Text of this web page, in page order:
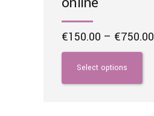
€150.00 – €750.00
Select options
This
product
has